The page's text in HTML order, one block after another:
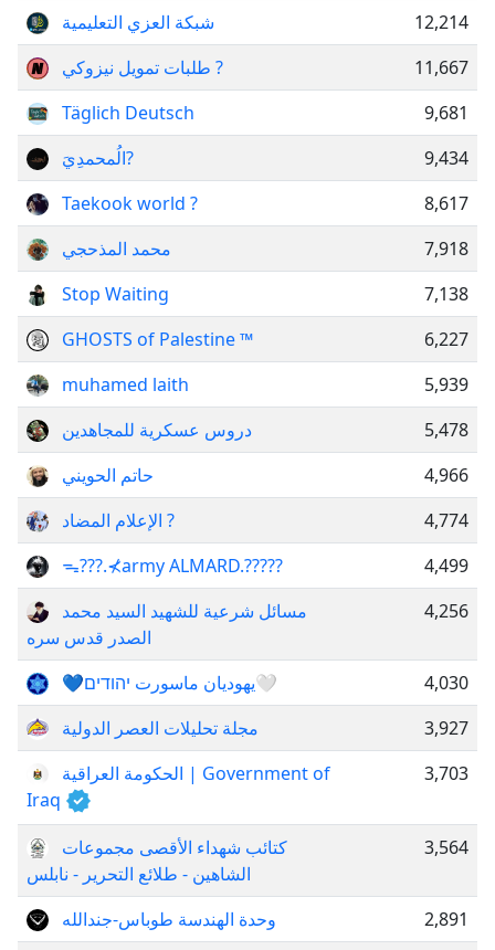
شبكة العزي التعليمية
12,214
طلبات تمويل نيزوكي ?
11,667
Täglich Deutsch
9,681
الُمحمدِيَ?
9,434
Taekook world ?
8,617
محمد المذحجي
7,918
Stop Waiting
7,138
GHOSTS of Palestine ™️
6,227
muhamed laith
5,939
دروس عسكرية للمجاهدين
5,478
حاتم الحويني
4,966
الإعلام المضاد ?
4,774
ᯓ???.⊀army ALMARD.?????
4,499
مسائل شرعية للشهيد السيد محمد
الصدر قدس سره
4,256
💙یهودیان ماسورت יהודים🤍
4,030
مجلة تحليلات العصر الدولية
3,927
الحكومة العراقية | Government of
Iraq
3,703
كتائب شهداء الأقصى مجموعات
الشاهين - طلائع التحرير - نابلس
3,564
وحدة الهندسة طوباس-جندالله
2,891